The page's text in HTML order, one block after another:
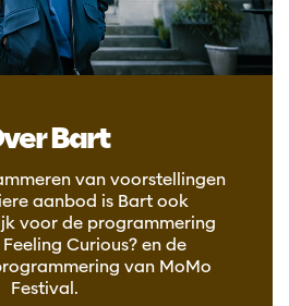
Bart
van voorstellingen
aanbod is Bart ook
voor de programmering
Curious? en de
van MoMo
Festival.